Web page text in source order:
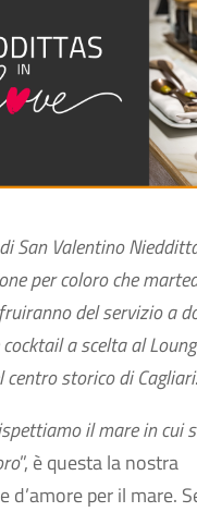
San Valentino
per coloro che
del servizio a
a scelta al
centro storico di Cagliari.
il mare in cui
”, è questa la nostra
d’amore per il mare.